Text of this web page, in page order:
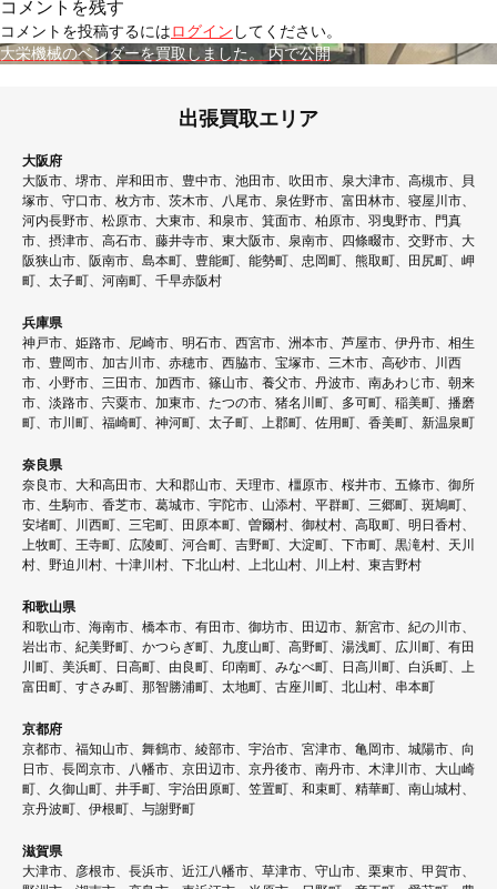
稿
日:
ル
サ
イ
ズ
コメントを残す
コメントを投稿するにはログイン してください。
投
ゲ
シ
ョ
大栄機械のベンダーを買取しました。 内で公開
出張買取エリア
大阪府
大阪市、堺市、岸和田市、豊中市、池田市、吹田市、泉大津市、高槻市、貝
塚市、守口市、枚方市、茨木市、八尾市、泉佐野市、富田林市、寝屋川市、
河内長野市、松原市、大東市、和泉市、箕面市、柏原市、羽曳野市、門真
市、摂津市、高石市、藤井寺市、東大阪市、泉南市、四條畷市、交野市、大
阪狭山市、阪南市、島本町、豊能町、能勢町、忠岡町、熊取町、田尻町、岬
町、太子町、河南町、千早赤阪村
兵庫県
神戸市、姫路市、尼崎市、明石市、西宮市、洲本市、芦屋市、伊丹市、相生
市、豊岡市、加古川市、赤穂市、西脇市、宝塚市、三木市、高砂市、川西
市、小野市、三田市、加西市、篠山市、養父市、丹波市、南あわじ市、朝来
市、淡路市、宍粟市、加東市、たつの市、猪名川町、多可町、稲美町、播磨
町、市川町、福崎町、神河町、太子町、上郡町、佐用町、香美町、新温泉町
奈良県
奈良市、大和高田市、大和郡山市、天理市、橿原市、桜井市、五條市、御所
市、生駒市、香芝市、葛城市、宇陀市、山添村、平群町、三郷町、斑鳩町、
安堵町、川西町、三宅町、田原本町、曽爾村、御杖村、高取町、明日香村、
上牧町、王寺町、広陵町、河合町、吉野町、大淀町、下市町、黒滝村、天川
村、野迫川村、十津川村、下北山村、上北山村、川上村、東吉野村
和歌山県
和歌山市、海南市、橋本市、有田市、御坊市、田辺市、新宮市、紀の川市、
岩出市、紀美野町、かつらぎ町、九度山町、高野町、湯浅町、広川町、有田
川町、美浜町、日高町、由良町、印南町、みなべ町、日高川町、白浜町、上
富田町、すさみ町、那智勝浦町、太地町、古座川町、北山村、串本町
京都府
京都市、福知山市、舞鶴市、綾部市、宇治市、宮津市、亀岡市、城陽市、向
日市、長岡京市、八幡市、京田辺市、京丹後市、南丹市、木津川市、大山崎
町、久御山町、井手町、宇治田原町、笠置町、和束町、精華町、南山城村、
京丹波町、伊根町、与謝野町
滋賀県
大津市、彦根市、長浜市、近江八幡市、草津市、守山市、栗東市、甲賀市、